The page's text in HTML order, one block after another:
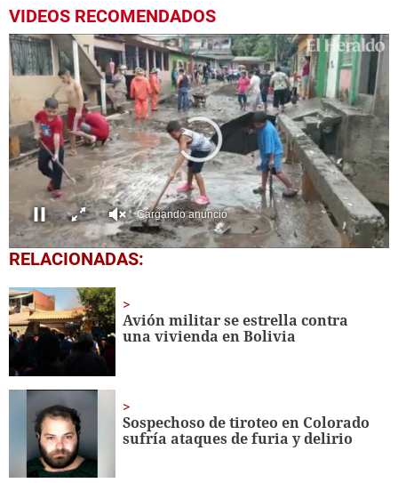
VIDEOS RECOMENDADOS
0
seconds
0
seconds
RELACIONADAS:
Avión militar se estrella contra
una vivienda en Bolivia
Sospechoso de tiroteo en Colorado
sufría ataques de furia y delirio